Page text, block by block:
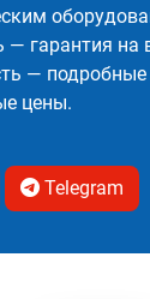
— гарантия на
— подробные
цены.
Telegram